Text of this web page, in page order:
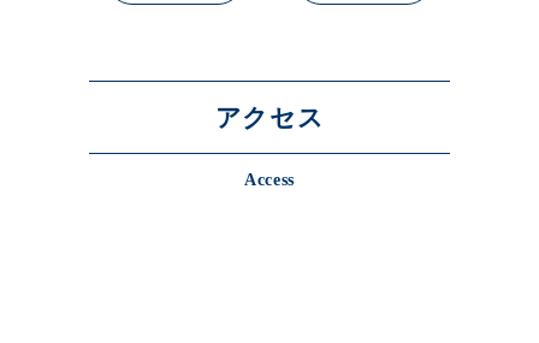
アクセス
Access